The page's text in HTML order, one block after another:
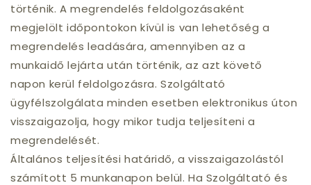
történik. A megrendelés feldolgozásaként
megjelölt időpontokon kívül is van lehetőség a
megrendelés leadására, amennyiben az a
munkaidő lejárta után történik, az azt követő
napon kerül feldolgozásra. Szolgáltató
ügyfélszolgálata minden esetben elektronikus úton
visszaigazolja, hogy mikor tudja teljesíteni a
megrendelését.
Általános teljesítési határidő, a visszaigazolástól
számított 5 munkanapon belül. Ha Szolgáltató és